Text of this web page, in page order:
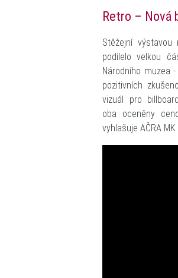
Retro – Nová
Stěžejní
podílelo velkou
Národního muzea
pozitivních
vizuál pro
oba oceněny
vyhlašuje AČRA MK.